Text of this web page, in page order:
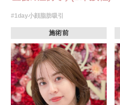
#1day小顔脂肪吸引
施術前